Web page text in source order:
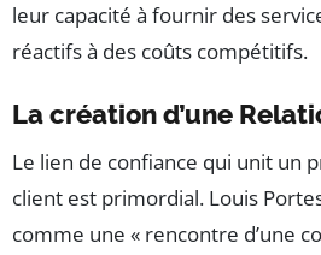
leur capacité à fournir des
réactifs à des coûts compétitifs.
La création d’une
Le lien de confiance qui unit un
client est primordial. Louis
comme une « rencontre d’une